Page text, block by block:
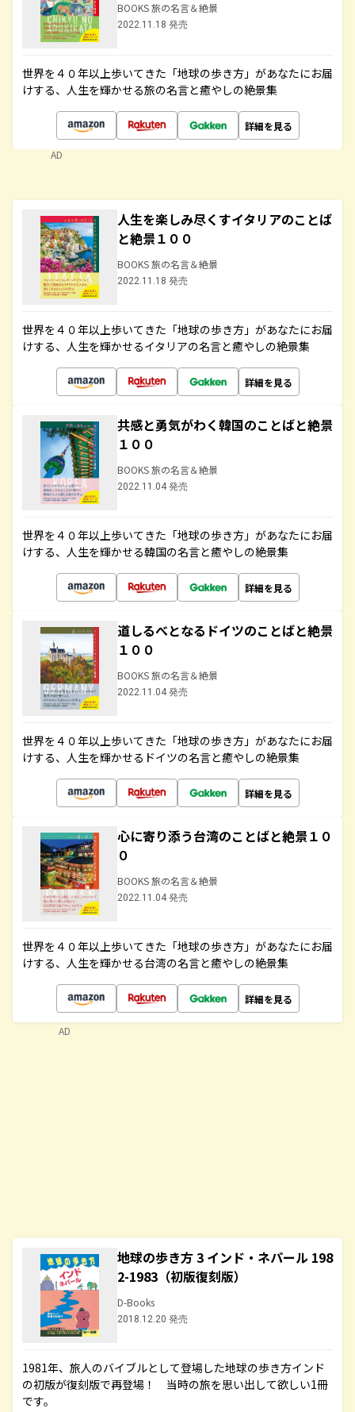
BOOKS 旅の名言＆絶景
2022.11.18 発売
世界を４０年以上歩いてきた「地球の歩き方」があなたにお届
けする、人生を輝かせる旅の名言と癒やしの絶景集
詳細を見る
AD
人生を楽しみ尽くすイタリアのことば
と絶景１００
BOOKS 旅の名言＆絶景
2022.11.18 発売
世界を４０年以上歩いてきた「地球の歩き方」があなたにお届
けする、人生を輝かせるイタリアの名言と癒やしの絶景集
詳細を見る
共感と勇気がわく韓国のことばと絶景
１００
BOOKS 旅の名言＆絶景
2022.11.04 発売
世界を４０年以上歩いてきた「地球の歩き方」があなたにお届
けする、人生を輝かせる韓国の名言と癒やしの絶景集
詳細を見る
道しるべとなるドイツのことばと絶景
１００
BOOKS 旅の名言＆絶景
2022.11.04 発売
世界を４０年以上歩いてきた「地球の歩き方」があなたにお届
けする、人生を輝かせるドイツの名言と癒やしの絶景集
詳細を見る
心に寄り添う台湾のことばと絶景１０
０
BOOKS 旅の名言＆絶景
2022.11.04 発売
世界を４０年以上歩いてきた「地球の歩き方」があなたにお届
けする、人生を輝かせる台湾の名言と癒やしの絶景集
詳細を見る
地球の歩き方 3 インド・ネパール 198
2-1983（初版復刻版）
D-Books
2018.12.20 発売
1981年、旅人のバイブルとして登場した地球の歩き方インド
の初版が復刻版で再登場！ 当時の旅を思い出して欲しい1冊
です。
AD